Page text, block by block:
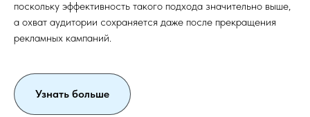
поскольку эффективность такого подхода значительно выше,
а охват аудитории сохраняется даже после прекращения
рекламных кампаний.
Узнать больше